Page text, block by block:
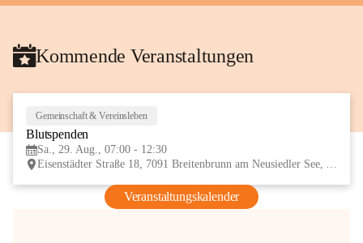
Kommende Veranstaltungen
Gemeinschaft & Vereinsleben
Blutspenden
Sa., 29. Aug., 07:00 - 12:30
Eisenstädter Straße 18, 7091 Breitenbrunn am Neusiedler See, AUT
Veranstaltungskalender